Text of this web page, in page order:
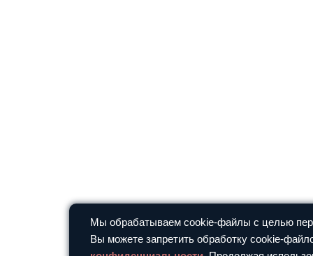
Мы обрабатываем cookie-файлы с целью
Вы можете запретить обработку cookie-